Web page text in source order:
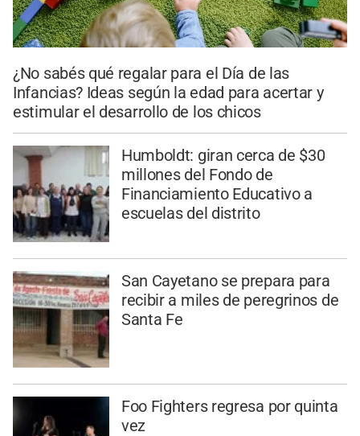
¿No sabés qué regalar para el Día de las
Infancias? Ideas según la edad para acertar y
estimular el desarrollo de los chicos
Humboldt: giran cerca de $30
millones del Fondo de
Financiamiento Educativo a
escuelas del distrito
San Cayetano se prepara para
recibir a miles de peregrinos de
Santa Fe
Foo Fighters regresa por quinta
vez